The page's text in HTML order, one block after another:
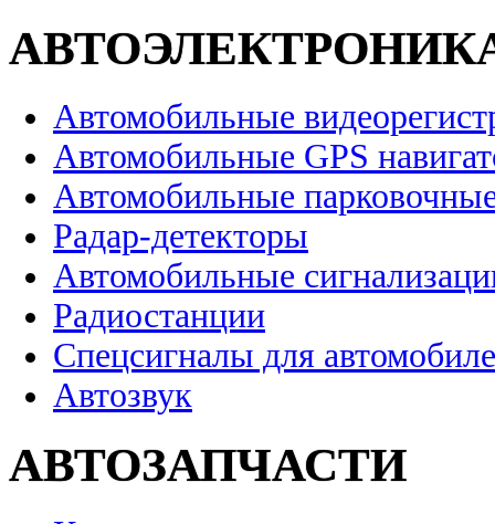
Автомобильные
Автомобильные GPS
Автомобильные
Радар-детекторы
Автомобильные
Радиостанции
Спецсигналы для
Автозвук
АВТОЗАПЧАСТИ